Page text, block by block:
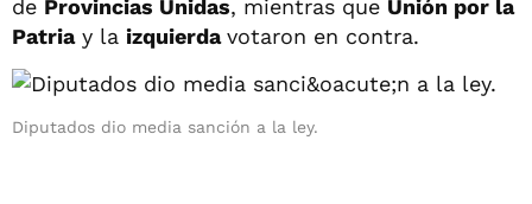
de Provincias Unidas, mientras que Unión por la
Patriay la izquierdavotaron en contra.
Diputados dio media sanción a la ley.